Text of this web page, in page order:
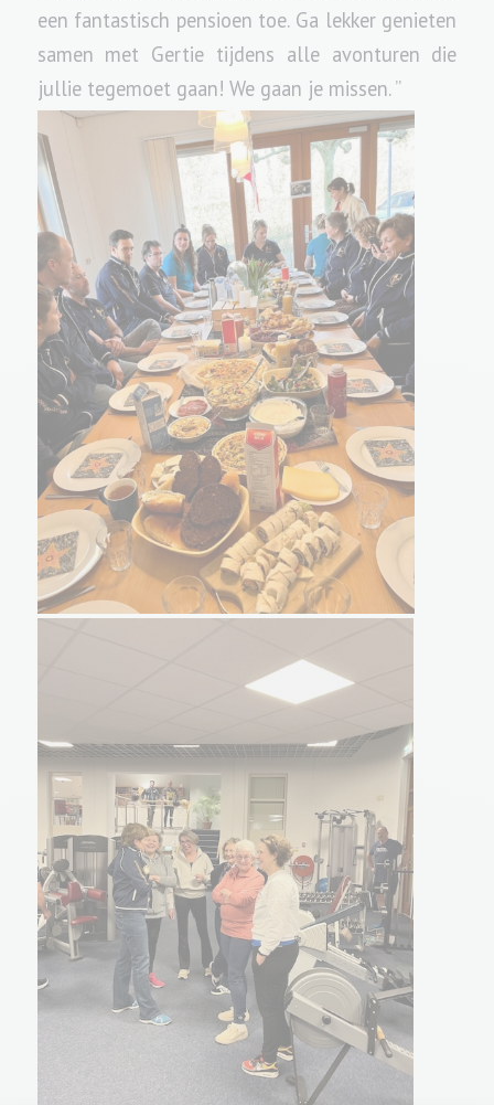
een fantastisch pensioen toe. Ga lekker genieten
samen met Gertie tijdens alle avonturen die
jullie tegemoet gaan! We gaan je missen. ”